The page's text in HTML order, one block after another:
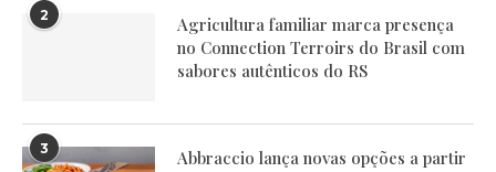
2
Agricultura familiar marca presença
no Connection Terroirs do Brasil com
sabores autênticos do RS
3
Abbraccio lança novas opções a partir